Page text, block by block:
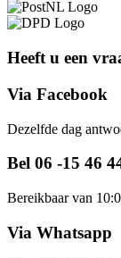
Heeft u een
Via Facebook
Dezelfde dag
Bel 06 -15 46
Bereikbaar van
Via Whatsapp